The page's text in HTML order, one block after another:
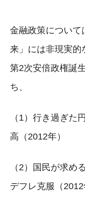
金融政策について
来」には非現実的
第2次安倍政権誕
ち、
（1）行き過ぎた
高（2012年）
（2）国民が求め
デフレ克服（2012